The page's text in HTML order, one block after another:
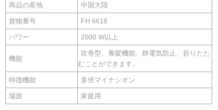
商品の産地 中国大陸
貨物番号 FH 6618
パワー 2000 W以上
機能
吹巻型、養髪機能、静電気防止、折りたた
むことができます。
特徴機能 多倍マイナシオン
場面 家庭用